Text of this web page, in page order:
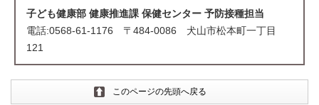
子ども健康部 健康推進課 保健センター 予防接種担当
電話:0568-61-1176 〒484-0086 犬山市松本町一丁目
121
このページの先頭へ戻る